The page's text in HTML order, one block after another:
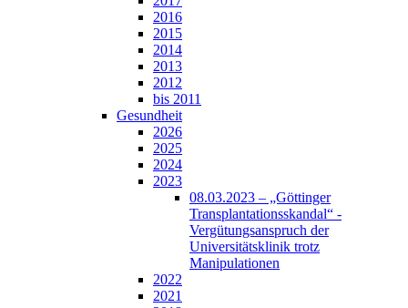
2016
2015
2014
2013
2012
bis 2011
Gesundheit
2026
2025
2024
2023
08.03.2023 – „Göttinger
Transplantationsskandal“ -
Vergütungsanspruch der
Universitätsklinik trotz
Manipulationen
2022
2021